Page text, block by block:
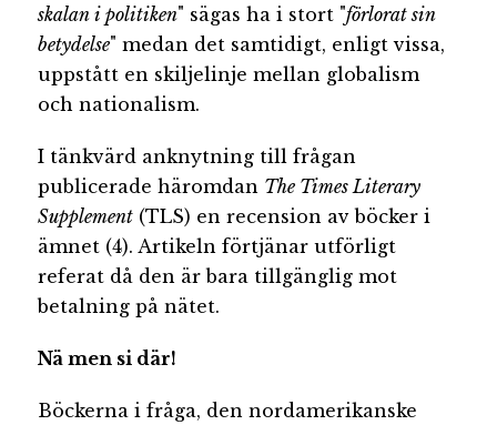
skalan i politiken" sägas ha i stort "förlorat sin
betydelse" medan det samtidigt, enligt vissa,
uppstått en skiljelinje mellan globalism
och nationalism.
I tänkvärd anknytning till frågan
publicerade häromdan The Times Literary
Supplement(TLS) en recension av böcker i
ämnet (4). Artikeln förtjänar utförligt
referat då den är bara tillgänglig mot
betalning på nätet.
Nä men si där!
Böckerna i fråga, den nordamerikanske